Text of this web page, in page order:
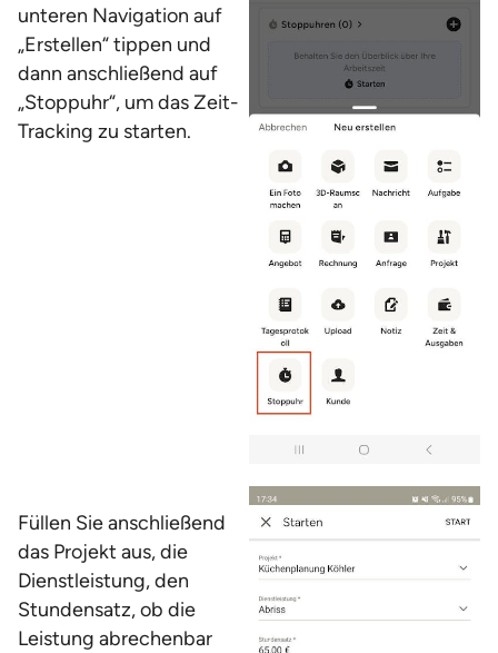
unteren Navigation auf
„Erstellen“ tippen und
dann anschließend auf
„Stoppuhr“, um das Zeit-
Tracking zu starten.
Füllen Sie anschließend
das Projekt aus, die
Dienstleistung, den
Stundensatz, ob die
Leistung abrechenbar